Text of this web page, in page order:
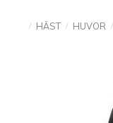
HÄST HUVOR